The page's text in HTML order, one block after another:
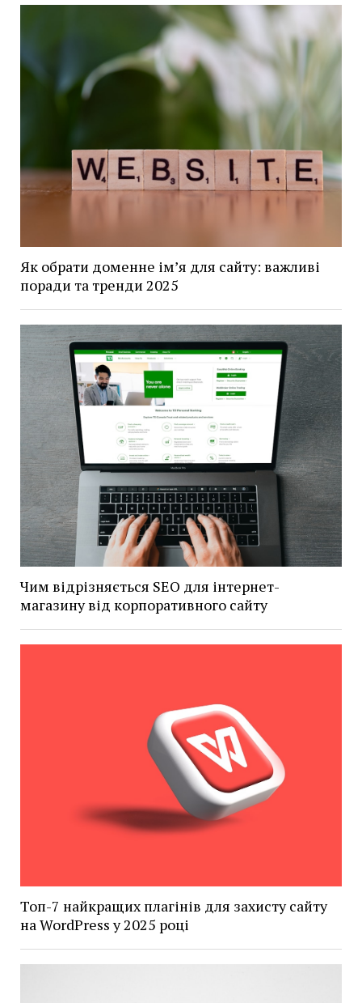
Як обрати доменне ім’я для сайту: важливі
поради та тренди 2025
Чим відрізняється SEO для інтернет-
магазину від корпоративного сайту
Топ-7 найкращих плагінів для захисту сайту
на WordPress у 2025 році